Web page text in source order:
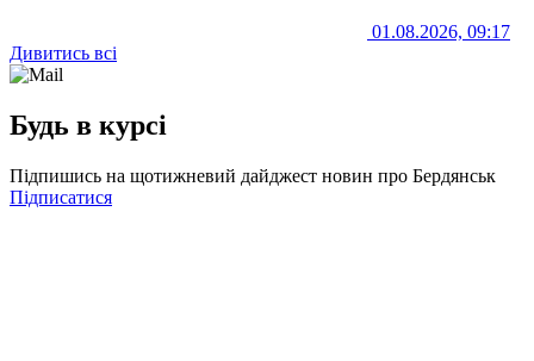
01.08.2026, 09:17
Дивитись всі
Будь в курсі
Підпишись на щотижневий дайджест новин про Бердянськ
Підписатися